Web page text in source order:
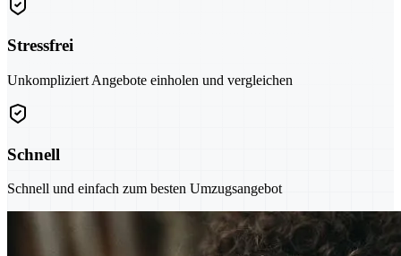
Stressfrei
Unkompliziert Angebote einholen und vergleichen
Schnell
Schnell und einfach zum besten Umzugsangebot